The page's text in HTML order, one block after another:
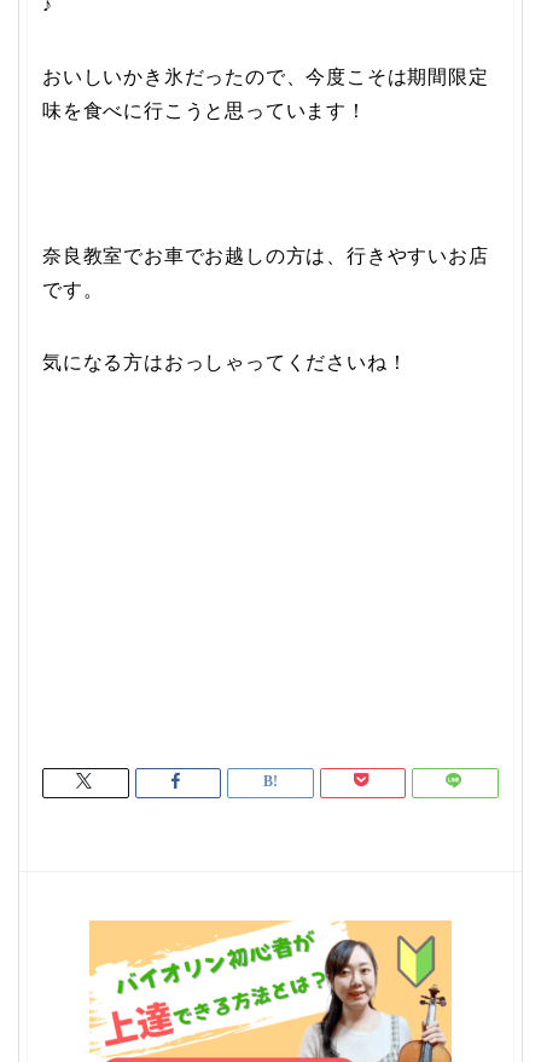
おいしいかき氷だったので、今度こそは期間限定
味を食べに行こうと思っています！
奈良教室でお車でお越しの方は、行きやすいお店
です。
気になる方はおっしゃってくださいね！